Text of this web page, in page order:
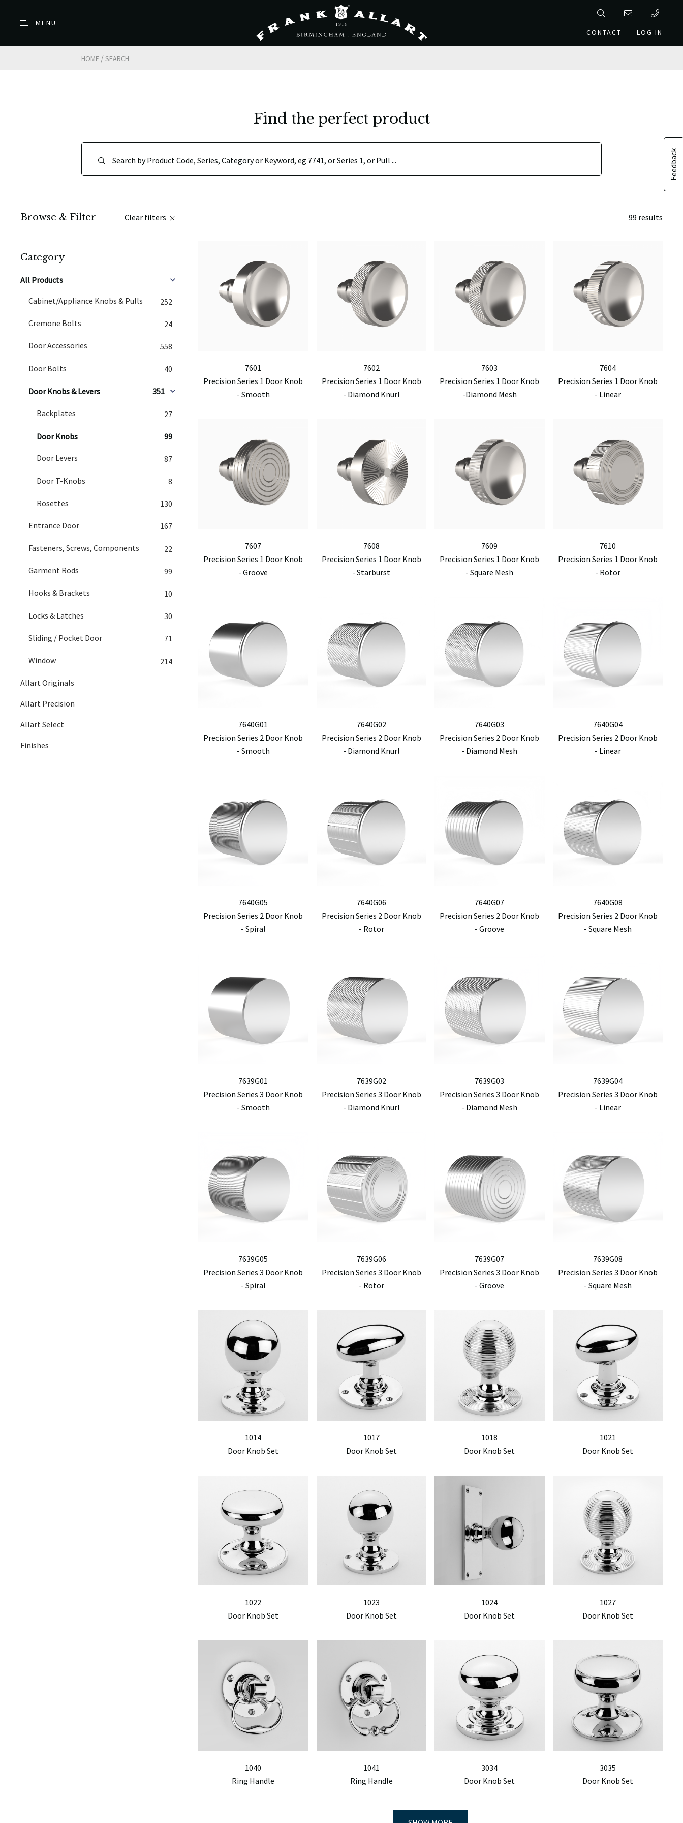
MENU
CONTACT
LOG IN
HOME / SEARCH
Feedback
Find the perfect product
Browse & Filter Clear filters
Category
All Products
Cabinet/Appliance Knobs & Pulls 252
Cremone Bolts 24
Door Accessories 558
Door Bolts 40
Door Knobs & Levers 351
Backplates 27
Door Knobs 99
Door Levers 87
Door T-Knobs 8
Rosettes 130
Entrance Door 167
Fasteners, Screws, Components 22
Garment Rods 99
Hooks & Brackets 10
Locks & Latches 30
Sliding / Pocket Door 71
Window 214
Allart Originals
Allart Precision
Allart Select
Finishes
99 results
7601
Precision Series 1 Door Knob
- Smooth
7602
Precision Series 1 Door Knob
- Diamond Knurl
7603
Precision Series 1 Door Knob
-Diamond Mesh
7604
Precision Series 1 Door Knob
- Linear
7607
Precision Series 1 Door Knob
- Groove
7608
Precision Series 1 Door Knob
- Starburst
7609
Precision Series 1 Door Knob
- Square Mesh
7610
Precision Series 1 Door Knob
- Rotor
7640G01
Precision Series 2 Door Knob
- Smooth
7640G02
Precision Series 2 Door Knob
- Diamond Knurl
7640G03
Precision Series 2 Door Knob
- Diamond Mesh
7640G04
Precision Series 2 Door Knob
- Linear
7640G05
Precision Series 2 Door Knob
- Spiral
7640G06
Precision Series 2 Door Knob
- Rotor
7640G07
Precision Series 2 Door Knob
- Groove
7640G08
Precision Series 2 Door Knob
- Square Mesh
7639G01
Precision Series 3 Door Knob
- Smooth
7639G02
Precision Series 3 Door Knob
- Diamond Knurl
7639G03
Precision Series 3 Door Knob
- Diamond Mesh
7639G04
Precision Series 3 Door Knob
- Linear
7639G05
Precision Series 3 Door Knob
- Spiral
7639G06
Precision Series 3 Door Knob
- Rotor
7639G07
Precision Series 3 Door Knob
- Groove
7639G08
Precision Series 3 Door Knob
- Square Mesh
1014
Door Knob Set
1017
Door Knob Set
1018
Door Knob Set
1021
Door Knob Set
1022
Door Knob Set
1023
Door Knob Set
1024
Door Knob Set
1027
Door Knob Set
1040
Ring Handle
1041
Ring Handle
3034
Door Knob Set
3035
Door Knob Set